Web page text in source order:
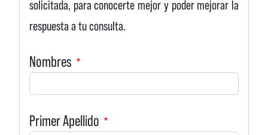
solicitada, para conocerte mejor y poder mejorar la
respuesta a tu consulta.
Nombres
Primer Apellido